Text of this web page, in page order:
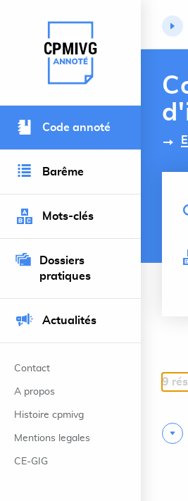
Retour à l’accueil du
Code annoté
Barême
Mots-clés
Dossiers
pratiques
Actualités
Contact
A propos
Histoire cpmivg
Mentions legales
CE-GIG
9